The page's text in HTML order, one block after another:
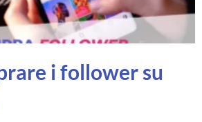
i follower su